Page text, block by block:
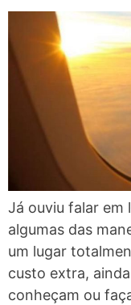
Já ouviu falar em
algumas das
um lugar
custo extra,
conheçam ou